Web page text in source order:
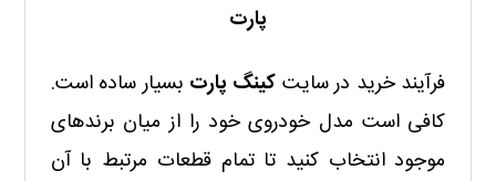
پارت
فرآیند خرید در سایت کینگ پارت بسیار ساده است.
کافی است مدل خودروی خود را از میان برندهای
موجود انتخاب کنید تا تمام قطعات مرتبط با آن